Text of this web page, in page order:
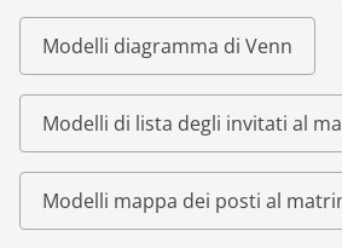
Modelli diagramma di Venn
Modelli di lista degli invitati al
Modelli mappa dei posti al